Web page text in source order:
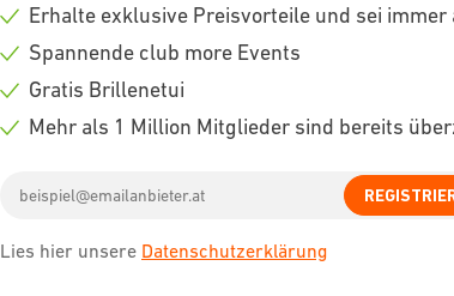
Check
Erhalte exklusive Preisvorteile und sei
Check
Spannende club more Events
Check
Gratis Brillenetui
Mehr als 1 Million Mitglieder sind bereits
address
Lies hier unsere Datenschutzerklärung